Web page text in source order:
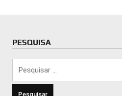
PESQUISA